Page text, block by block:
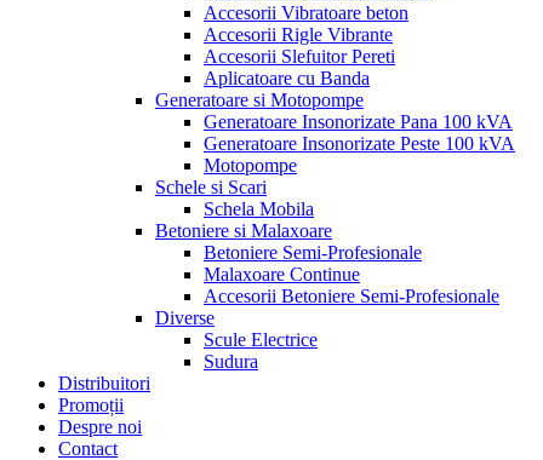
Accesorii Vibratoare beton
Accesorii Rigle Vibrante
Accesorii Slefuitor Pereti
Aplicatoare cu Banda
Generatoare si Motopompe
Generatoare Insonorizate Pana 100 kVA
Generatoare Insonorizate Peste 100 kVA
Motopompe
Schele si Scari
Schela Mobila
Betoniere si Malaxoare
Betoniere Semi-Profesionale
Malaxoare Continue
Accesorii Betoniere Semi-Profesionale
Diverse
Scule Electrice
Sudura
Distribuitori
Promoții
Despre noi
Contact